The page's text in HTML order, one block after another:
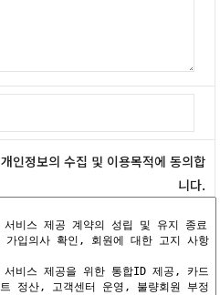
개인정보의 수집 및 이용목적에 동의합
니다.